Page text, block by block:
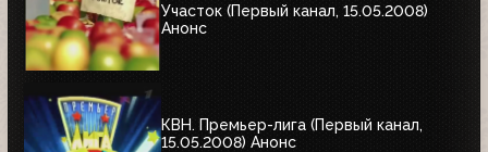
Участок (Первый канал, 15.05.2008)
Анонс
КВН. Премьер-лига (Первый канал,
15.05.2008) Анонс